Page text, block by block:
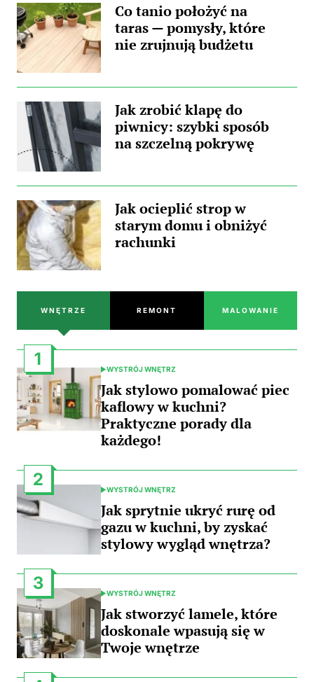
Co tanio położyć na
taras — pomysły, które
nie zrujnują budżetu
Jak zrobić klapę do
piwnicy: szybki sposób
na szczelną pokrywę
Jak ocieplić strop w
starym domu i obniżyć
rachunki
WNĘTRZE REMONT MALOWANIE
1
POSTED
IN
WYSTRÓJ WNĘTRZ
Jak stylowo pomalować piec
kaflowy w kuchni?
Praktyczne porady dla
każdego!
2
POSTED
IN
WYSTRÓJ WNĘTRZ
Jak sprytnie ukryć rurę od
gazu w kuchni, by zyskać
stylowy wygląd wnętrza?
3
POSTED
IN
WYSTRÓJ WNĘTRZ
Jak stworzyć lamele, które
doskonale wpasują się w
Twoje wnętrze